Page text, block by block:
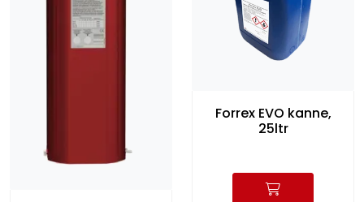
Forrex EVO kanne,
25ltr